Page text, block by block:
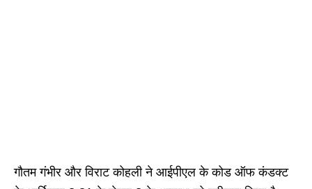
गौतम गंभीर और विराट कोहली ने आईपीएल के कोड ऑफ कंडक्ट